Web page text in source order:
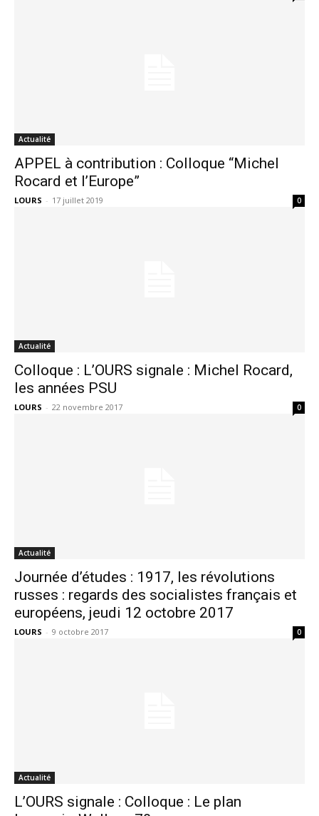
Actualité
APPEL à contribution : Colloque “Michel
Rocard et l’Europe”
LOURS - 17 juillet 2019 0
Actualité
Colloque : L’OURS signale : Michel Rocard,
les années PSU
LOURS - 22 novembre 2017 0
Actualité
Journée d’études : 1917, les révolutions
russes : regards des socialistes français et
européens, jeudi 12 octobre 2017
LOURS - 9 octobre 2017 0
Actualité
L’OURS signale : Colloque : Le plan